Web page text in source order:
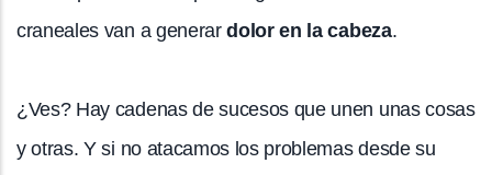
craneales van a generardolor en la cabeza.
¿Ves? Hay cadenas de sucesos que unen unas cosas
y otras. Y si no atacamos los problemas desde su